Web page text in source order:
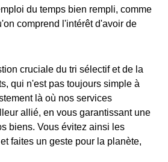
du temps bien rempli, comme
comprend l'intérêt d'avoir de
cruciale du tri sélectif et de la
qui n'est pas toujours simple à
là où nos services
allié, en vous garantissant une
biens. Vous évitez ainsi les
faites un geste pour la planète,